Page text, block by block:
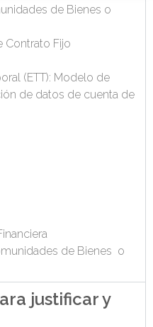
de Bienes o
Contrato Fijo
(ETT): Modelo de
de datos de cuenta de
de Bienes o
justificar y